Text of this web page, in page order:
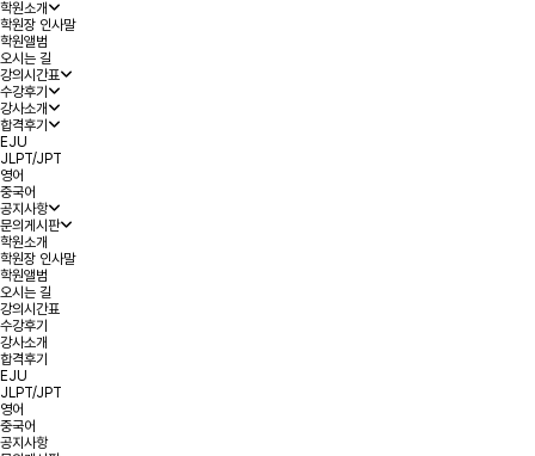
학원소개
학원장 인사말
학원앨범
오시는 길
강의시간표
수강후기
강사소개
합격후기
EJU
JLPT/JPT
영어
중국어
공지사항
문의게시판
학원소개
학원장 인사말
학원앨범
오시는 길
강의시간표
수강후기
강사소개
합격후기
EJU
JLPT/JPT
영어
중국어
공지사항